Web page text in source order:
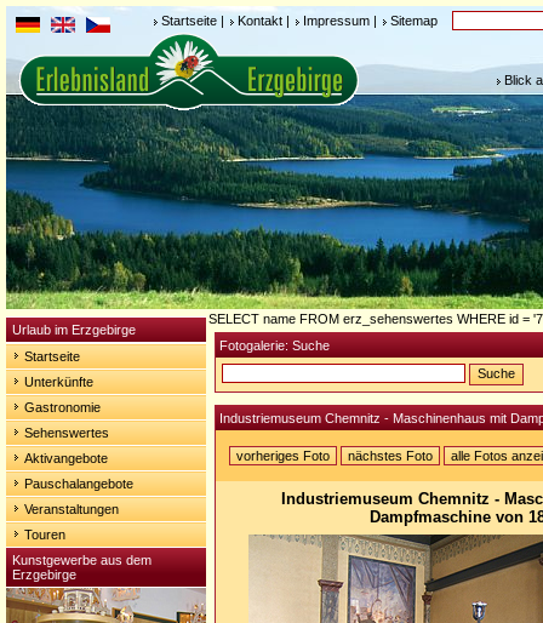
Startseite | Kontakt | Impressum | Sitemap
Blick
Urlaub im Erzgebirge
Startseite
Unterkünfte
Gastronomie
Sehenswertes
Aktivangebote
Pauschalangebote
Veranstaltungen
Touren
Kunstgewerbe aus dem
Erzgebirge
SELECT name FROM erz_sehenswertes WHERE id =
Fotogalerie: Suche
Industriemuseum Chemnitz - Maschinenhaus mit
vorheriges Foto nächstes Foto alle Fotos
Industriemuseum Chemnitz -
Dampfmaschine von